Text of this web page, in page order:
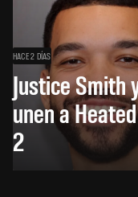
HACE 2 DÍAS
Justice Smith
unen a
2